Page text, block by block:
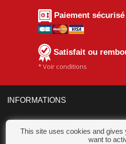
Paiement sécurisé
Satisfait ou
* Voir conditions
INFORMATIONS
CATÉGORIES
This site uses cookies and gives
want to